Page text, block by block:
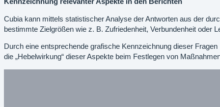
Kennzeichnung relevanter Aspekte in den Berichten
Cubia kann mittels statistischer Analyse der Antworten aus der
bestimmte Zielgrößen wie z. B. Zufriedenheit, Verbundenheit oder
Durch eine entsprechende grafische Kennzeichnung dieser
die „Hebelwirkung“ dieser Aspekte beim Festlegen von